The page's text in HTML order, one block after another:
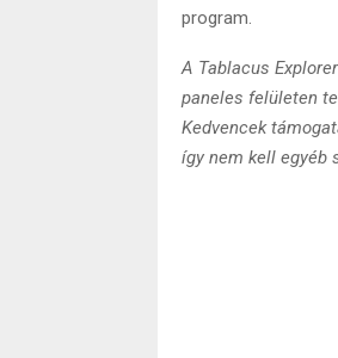
program.
A Tablacus
paneles felületen
Kedvencek
így nem kell egyéb